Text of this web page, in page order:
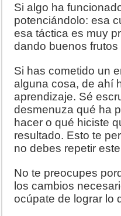
Si algo ha
potenciándolo: esa
esa táctica es muy
dando buenos frutos
Si has cometido un
alguna cosa, de ahí
aprendizaje. Sé
desmenuza qué ha
hacer o qué hiciste
resultado. Esto te
no debes repetir
No te preocupes
los cambios
ocúpate de lograr lo